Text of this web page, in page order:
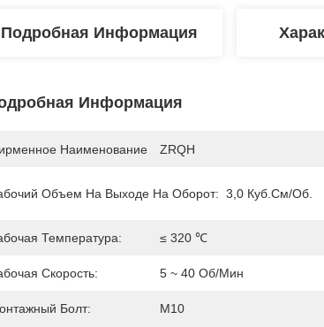
Подробная Информация
Информация
Наименование ZRQH
Объем На Выходе На Оборот: 3,0 Куб.см/об.
Температура: ≤ 320 ℃
Скорость: 5 ~ 40 Об/мин
Болт: М10